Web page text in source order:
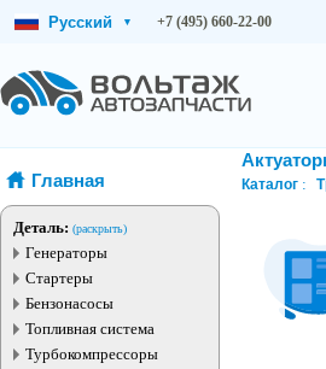
Русский ▾ +7 (495) 660-22-00
Главная
Деталь: (раскрыть)
Генераторы
Стартеры
Бензонасосы
Топливная система
Турбокомпрессоры
Каталог